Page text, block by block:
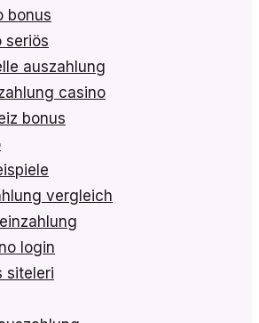
bonus
seriös
auszahlung
casino
bonus
vergleich
login
siteleri